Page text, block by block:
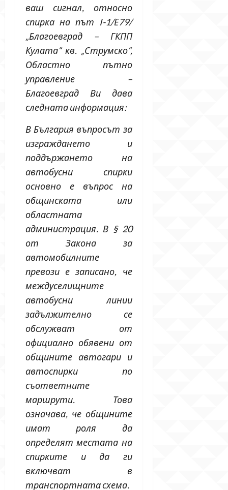
ваш сигнал, относно
спирка на път I-1/Е79/
„Благоевград – ГКПП
Кулата“ кв. „Струмско“,
Областно пътно
управление –
Благоевград Ви дава
следната информация:
В България въпросът за
изграждането и
поддържането на
автобусни спирки
основно е въпрос на
общинската или
областната
администрация. В § 20
от Закона за
автомобилните
превози е записано, че
междуселищните
автобусни линии
задължително се
обслужват от
официално обявени от
общините автогари и
автоспирки по
съответните
маршрути. Това
означава, че общините
имат роля да
определят местата на
спирките и да ги
включват в
транспортната схема.